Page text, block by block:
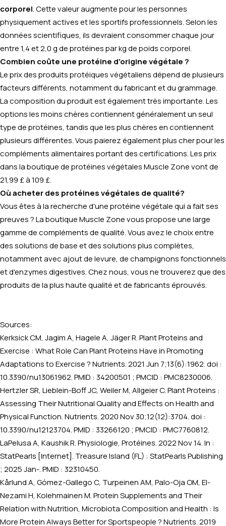
corporel . Cette valeur augmente pour les personnes
physiquement actives et les sportifs professionnels. Selon les
données scientifiques, ils devraient consommer chaque jour
entre 1,4 et 2,0 g de protéines par kg de poids corporel.
Combien coûte une protéine d'origine végétale ?
Le prix des produits protéiques végétaliens dépend de plusieurs
facteurs différents, notamment du fabricant et du grammage.
La composition du produit est également très importante. Les
options les moins chères contiennent généralement un seul
type de protéines, tandis que les plus chères en contiennent
plusieurs différentes. Vous paierez également plus cher pour les
compléments alimentaires portant des certifications. Les prix
dans la boutique de protéines végétales Muscle Zone vont de
21,99 £ à 109 £.
Où acheter des protéines végétales de qualité?
Vous êtes à la recherche d'une protéine végétale qui a fait ses
preuves ? La boutique Muscle Zone vous propose une large
gamme de compléments de qualité. Vous avez le choix entre
des solutions de base et des solutions plus complètes,
notamment avec ajout de levure, de champignons fonctionnels
et d'enzymes digestives. Chez nous, vous ne trouverez que des
produits de la plus haute qualité et de fabricants éprouvés.
Sources:
Kerksick CM, Jagim A, Hagele A, Jäger R. Plant Proteins and
Exercise : What Role Can Plant Proteins Have in Promoting
Adaptations to Exercise ? Nutrients. 2021 Jun 7;13(6):1962. doi :
10.3390/nu13061962. PMID : 34200501 ; PMCID : PMC8230006.
Hertzler SR, Lieblein-Boff JC, Weiler M, Allgeier C. Plant Proteins :
Assessing Their Nutritional Quality and Effects on Health and
Physical Function. Nutrients. 2020 Nov 30;12(12):3704. doi :
10.3390/nu12123704. PMID : 33266120 ; PMCID : PMC7760812.
LaPelusa A, Kaushik R. Physiologie, Protéines. 2022 Nov 14. In :
StatPearls [Internet]. Treasure Island (FL) : StatPearls Publishing
; 2025 Jan-. PMID : 32310450.
Kårlund A, Gómez-Gallego C, Turpeinen AM, Palo-Oja OM, El-
Nezami H, Kolehmainen M. Protein Supplements and Their
Relation with Nutrition, Microbiota Composition and Health : Is
More Protein Always Better for Sportspeople ? Nutrients. 2019